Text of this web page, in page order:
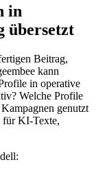
in
übersetzt
Beitrag,
kann
in operative
Welche Profile
genutzt
für KI-Texte,